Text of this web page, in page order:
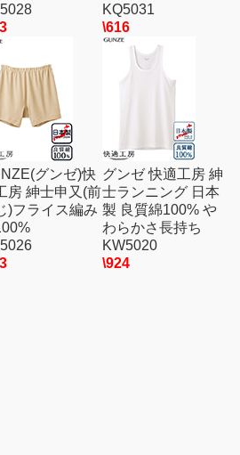
KQ5031
\616
グンゼ)快
房 紳士申又(前
)フライス編み
グンゼ 快適工房 紳
士ランニング 日本
製 良質綿100% や
わらかさ長持ち
KW5020
\924